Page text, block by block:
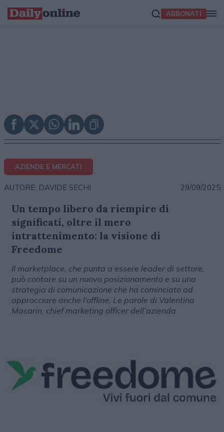
ABBONATI
AZIENDE E MERCATI
AUTORE: DAVIDE SECHI 29/09/2025
Un tempo libero da riempire di
significati, oltre il mero
intrattenimento: la visione di
Freedome
Il marketplace, che punta a essere leader di settore,
può contare su un nuovo posizionamento e su una
strategia di comunicazione che ha cominciato ad
approcciare anche l’offline. Le parole di Valentina
Masarin, chief marketing officer dell’azienda